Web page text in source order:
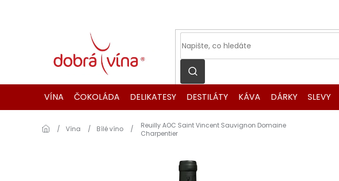
VÍNA
ČOKOLÁDA DELIKATESY DESTILÁTY KÁVA DÁRKY SLEVY
Domů
Vína Bílé víno
Reuilly AOC Saint Vincent Sauvignon Domaine
Charpentier